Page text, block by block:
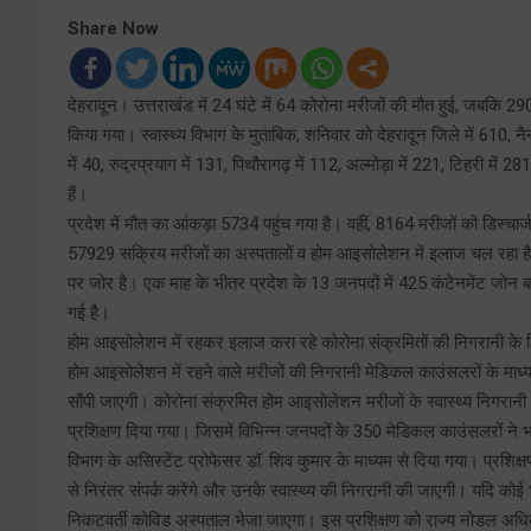
Share Now
देहरादून। उत्तराखंड में 24 घंटे में 64 कोरोना मरीजों की मौत हुई, जबकि
किया गया। स्वास्थ्य विभाग के मुताबिक, शनिवार को देहरादून जिले में
में 40, रुद्रप्रयाग में 131, पिथौरागढ़ में 112, अल्मोड़ा में 221, टिहरी में
हैं।
प्रदेश में मौत का आंकड़ा 5734 पहुंच गया है। वहीं, 8164 मरीजों को
57929 सक्रिय मरीजों का अस्पतालों व होम आइसोलेशन में इलाज चल
पर जोर है। एक माह के भीतर प्रदेश के 13 जनपदों में 425 कंटेनमेंट जोन
गई है।
होम आइसोलेशन में रहकर इलाज करा रहे कोरोना संक्रमितों की निगरानी
होम आइसोलेशन में रहने वाले मरीजों की निगरानी मेडिकल काउंसलरों के
सौंपी जाएगी। कोरोना संक्रमित होम आइसोलेशन मरीजों के स्वास्थ्य
प्रशिक्षण दिया गया। जिसमें विभिन्न जनपदों के 350 मेडिकल काउंसलरों
विभाग के असिस्टेंट प्रोफेसर डॉ. शिव कुमार के माध्यम से दिया गया।
से निरंतर संपर्क करेंगे और उनके स्वास्थ्य की निगरानी की जाएगी। यदि
निकटवर्ती कोविड अस्पताल भेजा जाएगा। इस प्रशिक्षण को राज्य नोडल